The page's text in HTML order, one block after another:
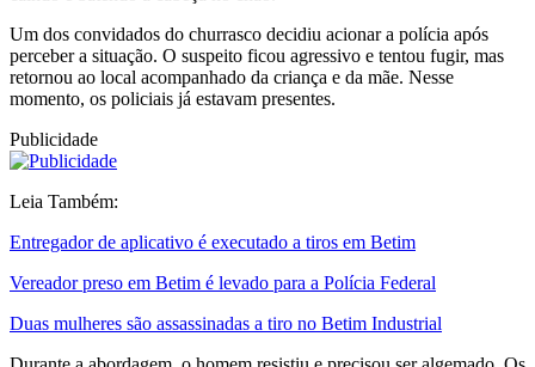
Um dos convidados do churrasco decidiu acionar a polícia após
perceber a situação. O suspeito ficou agressivo e tentou fugir, mas
retornou ao local acompanhado da criança e da mãe. Nesse
momento, os policiais já estavam presentes.
Publicidade
Leia Também:
Entregador de aplicativo é executado a tiros em Betim
Vereador preso em Betim é levado para a Polícia Federal
Duas mulheres são assassinadas a tiro no Betim Industrial